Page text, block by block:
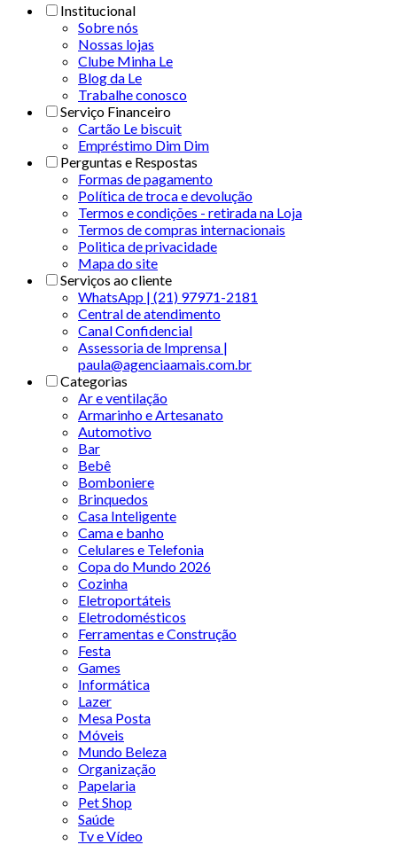
Institucional
Sobre nós
Nossas lojas
Clube Minha Le
Blog da Le
Trabalhe conosco
Serviço Financeiro
Cartão Le biscuit
Empréstimo Dim Dim
Perguntas e Respostas
Formas de pagamento
Política de troca e devolução
Termos e condições - retirada na Loja
Termos de compras internacionais
Politica de privacidade
Mapa do site
Serviços ao cliente
WhatsApp | (21) 97971-2181
Central de atendimento
Canal Confidencial
Assessoria de Imprensa |
paula@agenciaamais.com.br
Categorias
Ar e ventilação
Armarinho e Artesanato
Automotivo
Bar
Bebê
Bomboniere
Brinquedos
Casa Inteligente
Cama e banho
Celulares e Telefonia
Copa do Mundo 2026
Cozinha
Eletroportáteis
Eletrodomésticos
Ferramentas e Construção
Festa
Games
Informática
Lazer
Mesa Posta
Móveis
Mundo Beleza
Organização
Papelaria
Pet Shop
Saúde
Tv e Vídeo